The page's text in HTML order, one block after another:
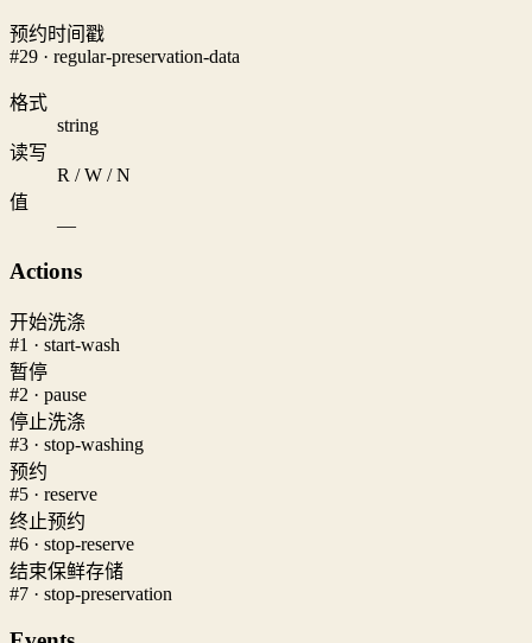
预约时间戳
#29 · regular-preservation-data
格式
string
读写
R / W / N
值
—
Actions
开始洗涤
#1 · start-wash
暂停
#2 · pause
停止洗涤
#3 · stop-washing
预约
#5 · reserve
终止预约
#6 · stop-reserve
结束保鲜存储
#7 · stop-preservation